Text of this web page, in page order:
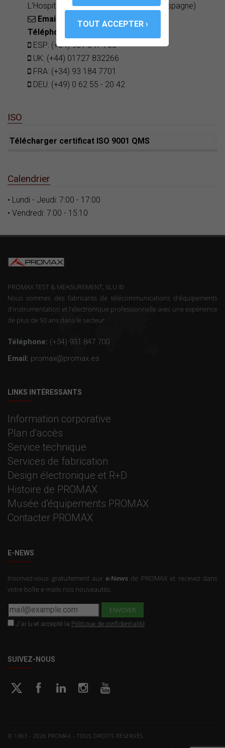
L'Hospitalet de Llobregat (Barcelona - Espagne)
Email:
promax@promax.fr
Téléphones:
ESP: (+34) 931 847 700
UK: (+44) 01727 832266
FRA: (+34) 93 184 7701
DEU: (+49) 0 62 55 - 20 42
ISO
Télécharger certificat ISO 9001 QMS
Calendrier
• Lundi - Jeudi: 7:00 - 17:00
• Vendredi: 7:00 - 15:10
PROMAX TEST & MEASUREMENT, SLU ©
Nous sommes des fabricants de télécommunications d'équipements
d'instrumentation et l'électronique professionnelle avec une expérience
de plus de 50 ans dans le secteur.
Téléphone: (+34) 931 847 700
Email: promax@promax.es
LINKS INTÉRESSANTS
Information corporative
Plan d'accès
Service technique
Services de fabrication
Design électronique et R+D
Histoire de PROMAX
Musée d'équipements PROMAX
Contacter PROMAX
E-NEWS
Inscrivez-vous gratuitement aux e-Newsde PROMAX et recevez dans
votre boîte e-mails nos nouveautés.
J'ai lu et accepté la Politique de confidentialité
SUIVEZ-NOUS
© 1963 - 2026 PROMAX - TOUS DROITS RÉSERVÉS